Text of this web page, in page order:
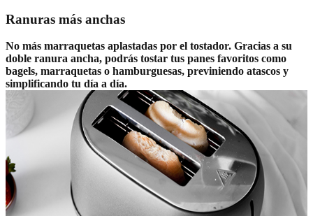
Ranuras más anchas
No más marraquetas aplastadas por el tostador. Gracias a su
doble ranura ancha, podrás tostar tus panes favoritos como
bagels, marraquetas o hamburguesas, previniendo atascos y
simplificando tu día a día.